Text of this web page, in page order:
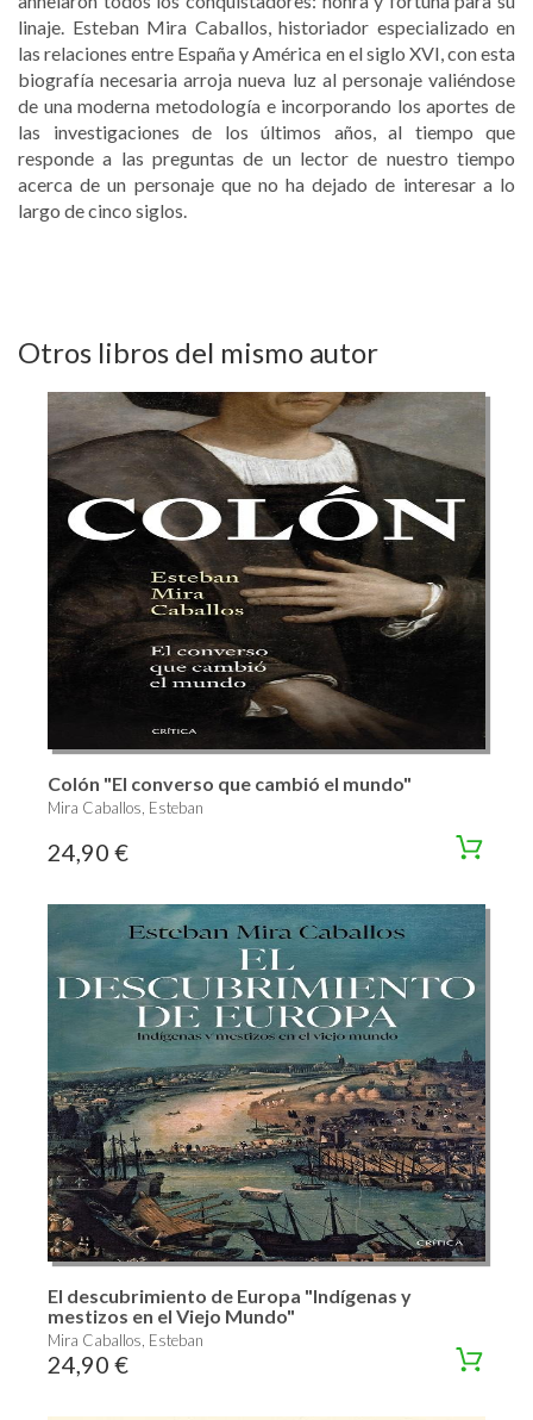
linaje. Esteban Mira Caballos, historiador especializado en
las relaciones entre España y América en el siglo XVI, con esta
biografía necesaria arroja nueva luz al personaje valiéndose
de una moderna metodología e incorporando los aportes de
las investigaciones de los últimos años, al tiempo que
responde a las preguntas de un lector de nuestro tiempo
acerca de un personaje que no ha dejado de interesar a lo
largo de cinco siglos.
Otros libros del mismo autor
Colón "El converso que cambió el mundo"
Mira Caballos, Esteban
24,90 €
El descubrimiento de Europa "Indígenas y
mestizos en el Viejo Mundo"
Mira Caballos, Esteban
24,90 €